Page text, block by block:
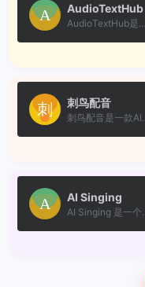
AudioTextHub
AudioTextHub是一款智能AI文...
刺鸟配音
刺鸟配音是一款AI智能合成的...
AI Singing
AI Singing 是一个免费的 AI ...